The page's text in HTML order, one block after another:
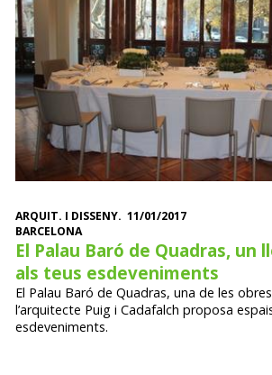
ARQUIT. I DISSENY. 11/01/2017
BARCELONA
El Palau Baró de Quadras, un
als teus esdeveniments
El Palau Baró de Quadras, una de les
l’arquitecte Puig i Cadafalch proposa
esdeveniments.